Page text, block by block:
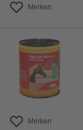
Merken
Merken